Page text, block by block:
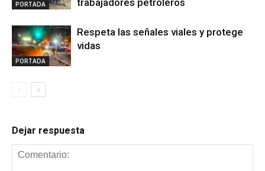
PORTADA
trabajadores petroleros
PORTADA
Respeta las señales viales y protege
vidas
Dejar respuesta